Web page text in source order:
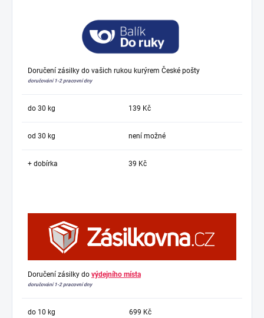
Doručení zásilky do vašich rukou kurýrem České pošty
doručování 1-2 pracovní dny
do 30 kg 139 Kč
od 30 kg není možné
+ dobírka 39 Kč
Doručení zásilky do výdejního místa
doručování 1-2 pracovní dny
do 10 kg 699 Kč